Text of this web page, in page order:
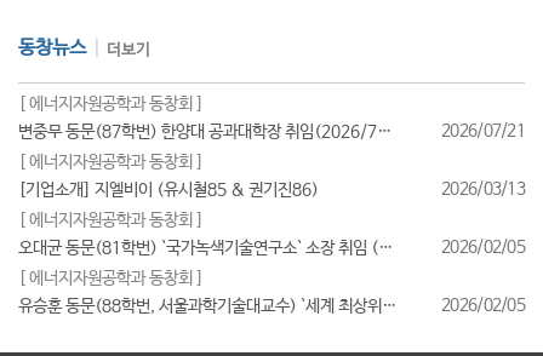
동창뉴스 더보기
[ 에너지자원공학과 동창회 ]
변중무 동문(87학번) 한양대 공과대학장 취임(2026/7/1일자)
2026/07/21
[ 에너지자원공학과 동창회 ]
[기업소개] 지엘비이 (유시철85 & 권기진86)
2026/03/13
[ 에너지자원공학과 동창회 ]
오대균 동문(81학번) `국가녹색기술연구소` 소장 취임 (2026/2월)
2026/02/05
[ 에너지자원공학과 동창회 ]
유승훈 동문(88학번, 서울과학기술대교수) `세계 최상위 연구자 2025` 등재
2026/02/05